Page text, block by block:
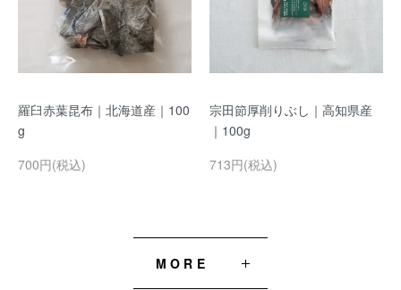
羅臼赤葉昆布｜北海道産｜100
g
700円(税込)
宗田節厚削りぶし｜高知県産
｜100g
713円(税込)
MORE